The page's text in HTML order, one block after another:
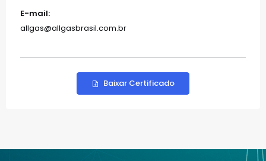
E-mail:
allgas@allgasbrasil.com.br
Baixar Certificado